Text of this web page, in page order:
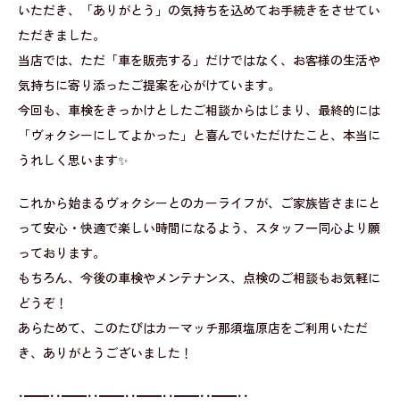
いただき、「ありがとう」の気持ちを込めてお手続きをさせてい
ただきました。
当店では、ただ「車を販売する」だけではなく、お客様の生活や
気持ちに寄り添ったご提案を心がけています。
今回も、車検をきっかけとしたご相談からはじまり、最終的には
「ヴォクシーにしてよかった」と喜んでいただけたこと、本当に
うれしく思います✨
これから始まるヴォクシーとのカーライフが、ご家族皆さまにと
って安心・快適で楽しい時間になるよう、スタッフ一同心より願
っております。
もちろん、今後の車検やメンテナンス、点検のご相談もお気軽に
どうぞ！
あらためて、このたびはカーマッチ那須塩原店をご利用いただ
き、ありがとうございました！
･━━･･━━･･━━･･━━･･━━･･━━･･